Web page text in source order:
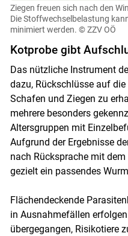
Ziegen freuen sich nach den
Die Stoffwechselbelastung
minimiert werden. © ZZV OÖ
Kotprobe gibt
Das nützliche Instrument
dazu, Rückschlüsse auf
Schafen und Ziegen zu
mehrere besonders
Altersgruppen mit
Aufgrund der Ergebnisse
nach Rücksprache mit
gezielt ein passendes
Flächendeckende
in Ausnahmefällen
übergegangen, Risikotiere